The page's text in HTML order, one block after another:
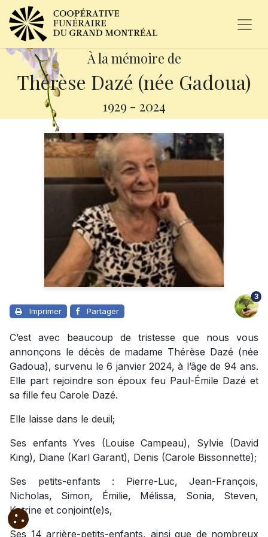
À la mémoire de
Thérèse Dazé (née Gadoua)
1929 - 2024
Imprimer Partager
3
C’est avec beaucoup de tristesse que nous vous
annonçons le décès de madame Thérèse Dazé (née
Gadoua), survenu le 6 janvier 2024, à l’âge de 94 ans.
Elle part rejoindre son époux feu Paul-Émile Dazé et
sa fille feu Carole Dazé.
Elle laisse dans le deuil;
Ses enfants Yves (Louise Campeau), Sylvie (David
King), Diane (Karl Garant), Denis (Carole Bissonnette);
Ses petits-enfants : Pierre-Luc, Jean-François,
Nicholas, Simon, Émilie, Mélissa, Sonia, Steven,
Katrine et conjoint(e)s,
Ses 14 arrière-petits-enfants, ainsi que de nombreux